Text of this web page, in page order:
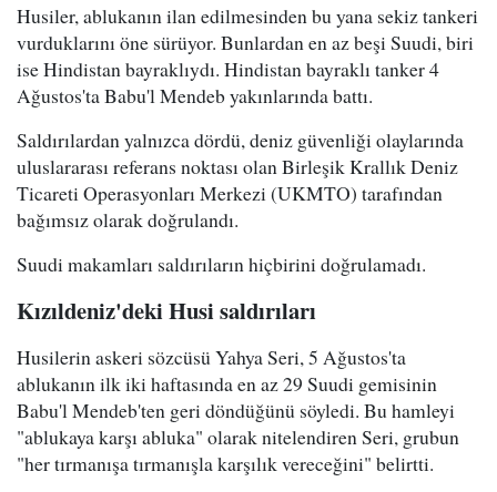
Husiler, ablukanın ilan edilmesinden bu yana sekiz tankeri
vurduklarını öne sürüyor. Bunlardan en az beşi Suudi, biri
ise Hindistan bayraklıydı. Hindistan bayraklı tanker 4
Ağustos'ta Babu'l Mendeb yakınlarında battı.
Saldırılardan yalnızca dördü, deniz güvenliği olaylarında
uluslararası referans noktası olan Birleşik Krallık Deniz
Ticareti Operasyonları Merkezi (UKMTO) tarafından
bağımsız olarak doğrulandı.
Suudi makamları saldırıların hiçbirini doğrulamadı.
Kızıldeniz'deki Husi saldırıları
Husilerin askeri sözcüsü Yahya Seri, 5 Ağustos'ta
ablukanın ilk iki haftasında en az 29 Suudi gemisinin
Babu'l Mendeb'ten geri döndüğünü söyledi. Bu hamleyi
"ablukaya karşı abluka" olarak nitelendiren Seri, grubun
"her tırmanışa tırmanışla karşılık vereceğini" belirtti.